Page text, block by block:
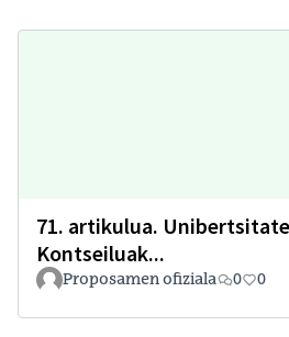
71. artikulua.
Kontseiluak...
Proposamen ofiziala 0 0